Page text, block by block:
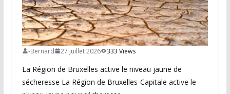
-Bernard 27 juillet 2026 333 Views
La Région de Bruxelles active le niveau jaune de
sécheresse La Région de Bruxelles-Capitale active le